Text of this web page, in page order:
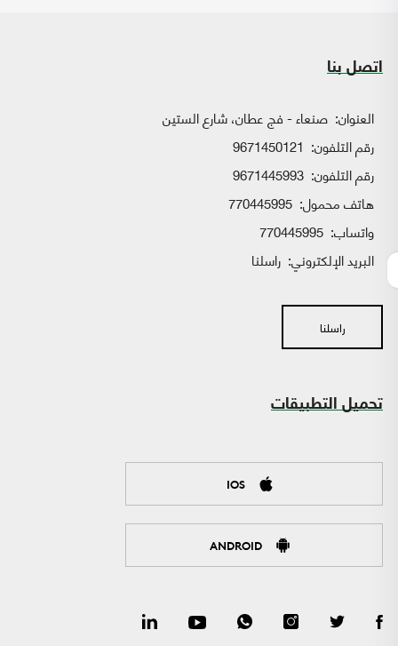
اتصل بنا
العنوان: صنعاء - فج عطان، شارع الستين
رقم التلفون: 9671450121
رقم التلفون: 9671445993
هاتف محمول: 770445995
واتساب:
البريد الإلكتروني: راسلنا
راسلنا
تحميل التطبيقات
IOS
ANDROID